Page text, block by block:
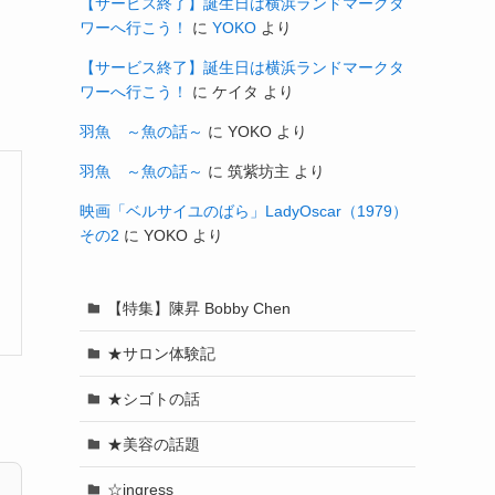
ワーへ行こう！
に YOKO より
【サービス終了】誕生日は横浜ランドマークタ
ワーへ行こう！
に ケイタ より
羽魚 ～魚の話～ に YOKO より
羽魚 ～魚の話～ に 筑紫坊主 より
映画「ベルサイユのばら」LadyOscar（1979）
その2 に YOKO より
【特集】陳昇 Bobby Chen
★サロン体験記
★シゴトの話
★美容の話題
☆ingress